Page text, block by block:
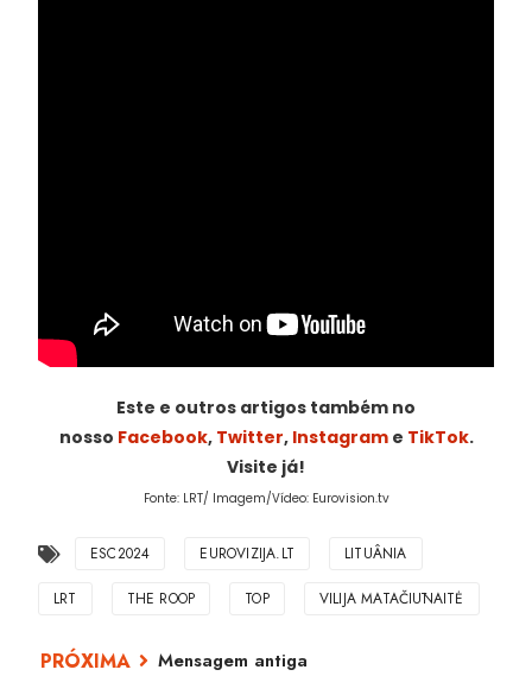
Este e outros artigos também no
nosso Facebook, Twitter, Instagrame TikTok.
Visite já!
Fonte: LRT/ Imagem/Vídeo: Eurovision.tv
ESC2024 EUROVIZIJA.LT LITUÂNIA
LRT THE ROOP TOP VILIJA MATAČIŪNAITĖ
Mensagem antiga